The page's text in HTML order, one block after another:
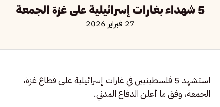
5 شهداء بغارات إسرائيلية على غزة الجمعة
27 فبراير 2026
استشهد 5 فلسطينيين في غارات إسرائيلية على قطاع غزة،
الجمعة، وفق ما أعلن الدفاع المدني.